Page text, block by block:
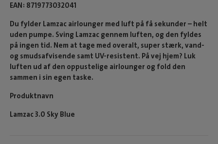
EAN 8719773032041
Du fylder Lamzac airlounger med luft på få sekunder – helt
uden pumpe. Sving Lamzac gennem luften, og den fyldes
på ingen tid. Nem at tage med overalt, super stærk, vand-
og smudsafvisende samt UV-resistent. På vej hjem? Luk
luften ud af den oppustelige airlounger og fold den
sammen i sin egen taske.
Produktnavn
Lamzac 3.0 Sky Blue